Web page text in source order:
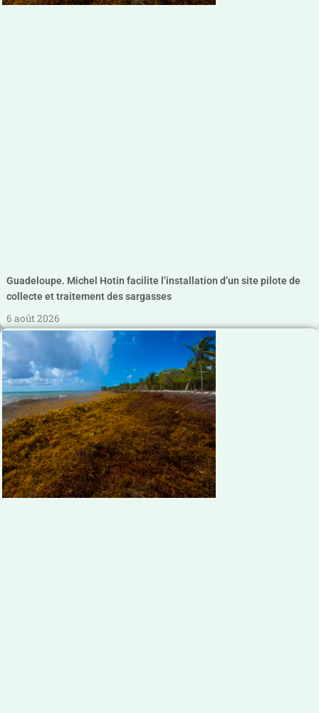
Guadeloupe. Michel Hotin facilite l’installation d’un site pilote de
collecte et traitement des sargasses
6 août 2026